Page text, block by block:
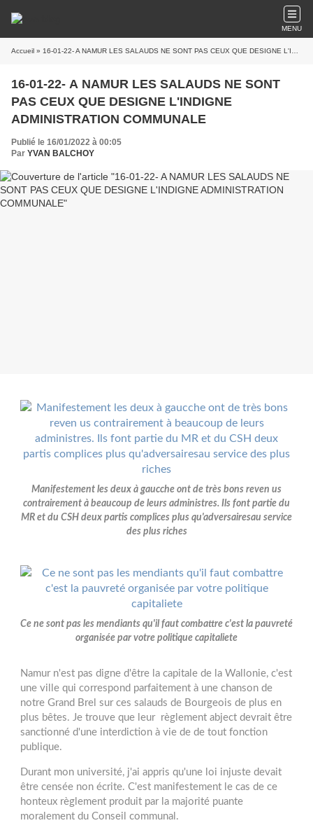
MENU
Accueil » 16-01-22- A NAMUR LES SALAUDS NE SONT PAS CEUX QUE DESIGNE L'INDIGNE ADMINISTRATION COMMUNALE
16-01-22- A NAMUR LES SALAUDS NE SONT
PAS CEUX QUE DESIGNE L'INDIGNE
ADMINISTRATION COMMUNALE
Publié le 16/01/2022 à 00:05
Par YVAN BALCHOY
Manifestement les deux à gaucche ont de très bons reven us
contrairement à beaucoup de leurs administres. Ils font partie du
MR et du CSH deux partis complices plus qu'adversairesau service
des plus riches
Ce ne sont pas les mendiants qu'il faut combattre c'est la pauvreté
organisée par votre politique capitaliete
Namur n'est pas digne d'être la capitale de la Wallonie, c'est
une ville qui correspond parfaitement à une chanson de
notre Grand Brel sur ces salauds de Bourgeois de plus en
plus bêtes. Je trouve que leur règlement abject devrait être
sanctionné d'une interdiction à vie de de tout fonction
publique.
Durant mon université, j'ai appris qu'une loi injuste devait
être censée non écrite. C'est manifestement le cas de ce
honteux règlement produit par la majorité puante
moralement du Conseil communal.